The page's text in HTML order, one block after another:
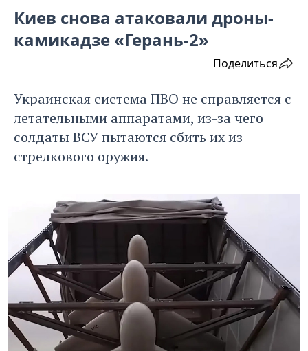
Киев снова атаковали дроны-
камикадзе «Герань-2»
Поделиться
Украинская система ПВО не справляется с
летательными аппаратами, из-за чего
солдаты ВСУ пытаются сбить их из
стрелкового оружия.